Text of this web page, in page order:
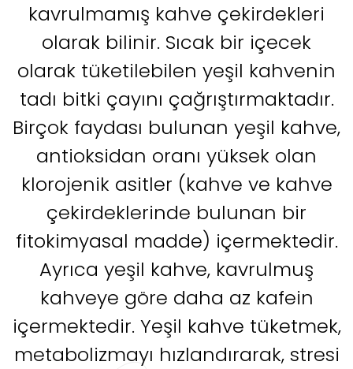
kavrulmamış kahve çekirdekleri
olarak bilinir. Sıcak bir içecek
olarak tüketilebilen yeşil kahvenin
tadı bitki çayını çağrıştırmaktadır.
Birçok faydası bulunan yeşil kahve,
antioksidan oranı yüksek olan
klorojenik asitler (kahve ve kahve
çekirdeklerinde bulunan bir
fitokimyasal madde) içermektedir.
Ayrıca yeşil kahve, kavrulmuş
kahveye göre daha az kafein
içermektedir. Yeşil kahve tüketmek,
metabolizmayı hızlandırarak, stresi